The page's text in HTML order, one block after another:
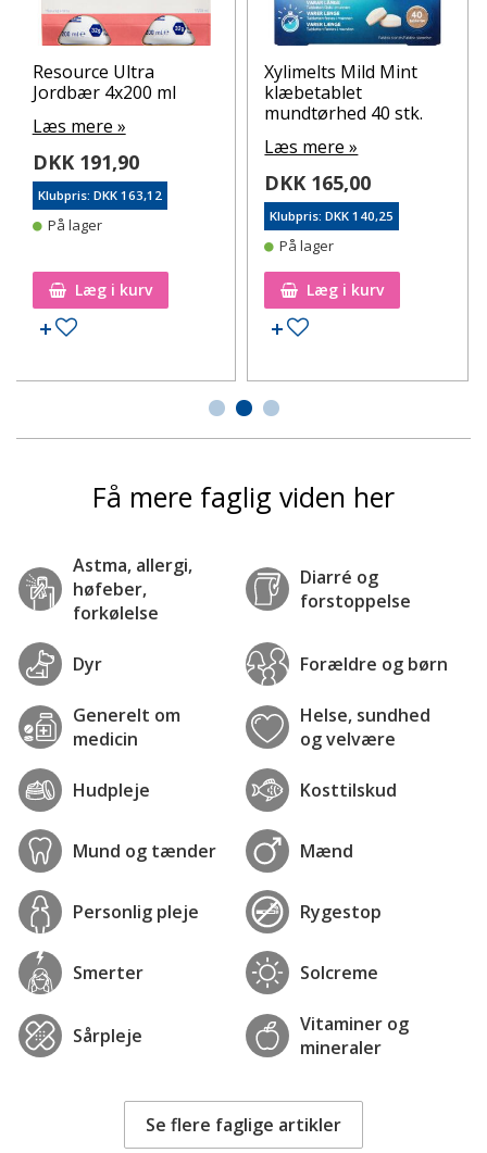
Resource Ultra
Jordbær 4x200 ml
Læs mere »
DKK 191,90
Klubpris: DKK 163,12
På lager
Læg i kurv
Tilføj til ønskeseddel
Xylimelts Mild Mint
klæbetablet
mundtørhed 40 stk.
Læs mere »
DKK 165,00
Klubpris: DKK 140,25
På lager
Læg i kurv
Tilføj til ønskeseddel
Få mere faglig viden her
Astma, allergi,
høfeber,
forkølelse
Diarré og
forstoppelse
Dyr Forældre og børn
Generelt om
medicin
Helse, sundhed
og velvære
Hudpleje Kosttilskud
Mund og tænder Mænd
Personlig pleje Rygestop
Smerter Solcreme
Sårpleje
Vitaminer og
mineraler
Se flere faglige artikler